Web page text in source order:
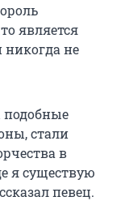
является
никогда не
подобные
стали
в
я существую
певец.